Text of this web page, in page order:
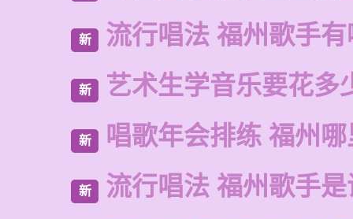
新 流行唱法 福州歌手
新 艺术生学音乐要花多
新 唱歌年会排练 福州
新 流行唱法 福州歌手